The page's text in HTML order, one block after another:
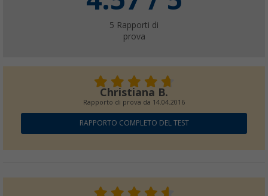
2,99€PVP5, 99€
5 Rapporti di
prova
Christiana B.
Rapporto di prova da 14.04.2016
RAPPORTO COMPLETO DEL TEST